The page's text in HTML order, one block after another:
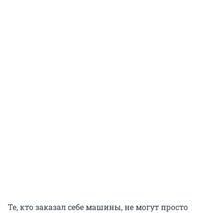
Те, кто заказал себе машины, не могут просто